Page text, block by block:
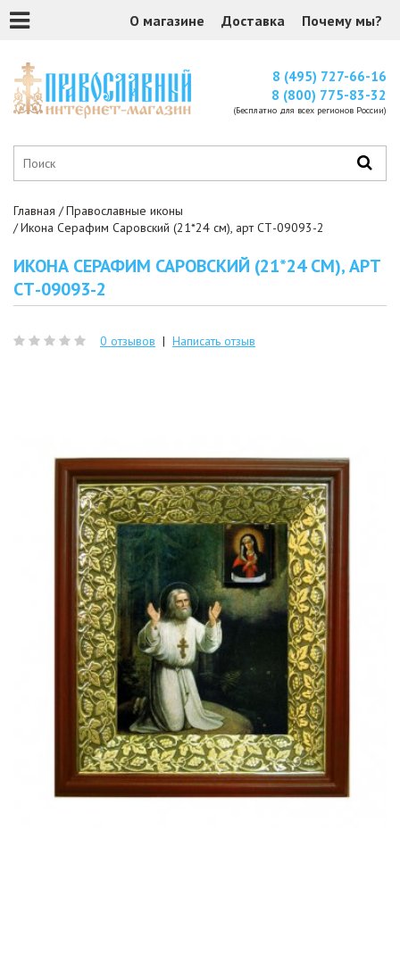
О магазине Доставка Почему мы?
8 (495) 727-66-16
8 (800) 775-83-32
(Бесплатно для всех регионов России)
Главная
Православные иконы
Икона Серафим Саровский (21*24 см), арт СТ-09093-2
ИКОНА СЕРАФИМ САРОВСКИЙ (21*24 СМ), АРТ
СТ-09093-2
0 отзывов | Написать отзыв